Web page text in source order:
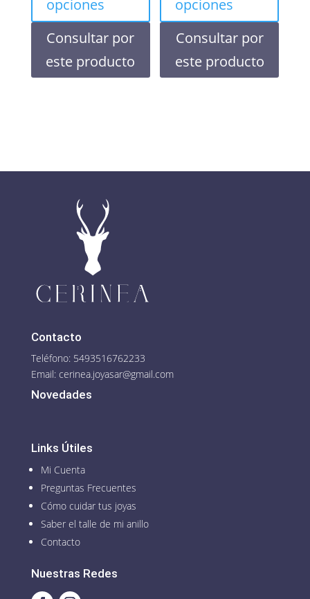
opciones
Consultar por
este producto
opciones
Consultar por
este producto
Contacto
Teléfono: 5493516762233
Email: cerinea.joyasar@gmail.com
Novedades
Links Útiles
Mi Cuenta
Preguntas Frecuentes
Cómo cuidar tus joyas
Saber el talle de mi anillo
Contacto
Nuestras Redes